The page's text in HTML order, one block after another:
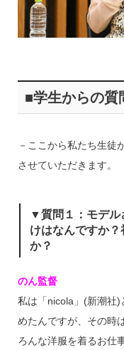
■学生からの質
－ここから私たち生徒
させていただきます。
▼質問１：モデル
けはなんですか
か？
のん監督
私は「nicola」(新潮社
めたんですが、その時
ろんな洋服を着るお仕